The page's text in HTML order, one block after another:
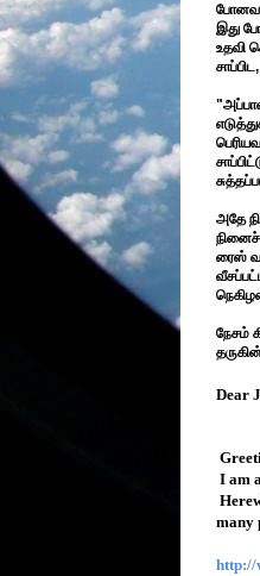
இது
உதவி
அதே
ரைஸ்
நேசம்
Dear
I am
many
http://